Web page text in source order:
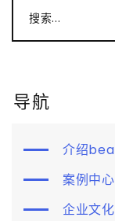
搜索...
导航
介绍
案例中心
企业文化